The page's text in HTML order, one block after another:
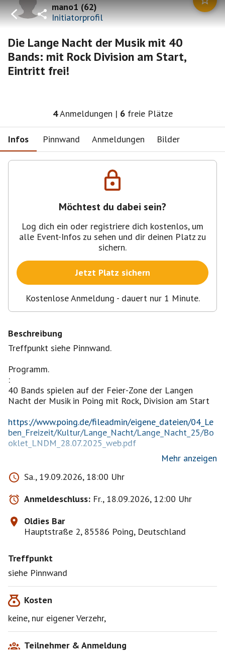
mano1(62)
Initiatorprofil
Die Lange Nacht der Musik mit 40
Bands: mit Rock Division am Start,
Eintritt frei!
4Anmeldungen | 6 freie Plätze
Infos Pinnwand Anmeldungen Bilder
Möchtest du dabei sein?
Log dich ein oder registriere dich kostenlos, um
alle Event-Infos zu sehen und dir deinen Platz zu
sichern.
Jetzt Platz sichern
Kostenlose Anmeldung - dauert nur 1 Minute.
Beschreibung
Treffpunkt siehe Pinnwand.
Programm.
:
40 Bands spielen auf der Feier-Zone der Langen
Nacht der Musik in Poing mit Rock, Division am Start
https://www.poing.de/fileadmin/eigene_dateien/04_Le
ben_Freizeit/Kultur/Lange_Nacht/Lange_Nacht_25/Bo
oklet_LNDM_28.07.2025_web.pdf
Hinweis:
Haftungsfreistellung: Dieses hier vorgeschlagene
Event dient als Anfrage für ein privates Treffen. Jede
Anmeldung beinhaltet gegenüber mir als Initiator des
Treffens eine komplette Haftungsfreistellung für alle
möglichen Sach-, Personen- oder Vermögens-schäden,
und Begleitpersonen nehmen auf eigene Gefahr teil
und berücksichtigen während der Teilnahme alle
Haftungsfreistellung wird mit jeder Anmeldung zum
Mehr anzeigen
Sa., 19.09.2026, 18:00 Uhr
Anmeldeschluss: Fr., 18.09.2026, 12:00 Uhr
Oldies Bar
Hauptstraße 2, 85586 Poing, Deutschland
Treffpunkt
siehe Pinnwand
Kosten
keine, nur eigener Verzehr,
Teilnehmer & Anmeldung